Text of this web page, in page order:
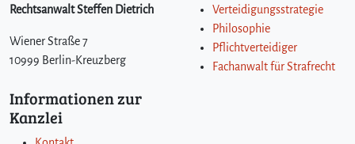
Rechtsanwalt Steffen Dietrich
Wiener Straße 7
10999 Berlin-Kreuzberg
Verteidigungsstrategie
Philosophie
Pflichtverteidiger
Fachanwalt für Strafrecht
Informationen zur
Kanzlei